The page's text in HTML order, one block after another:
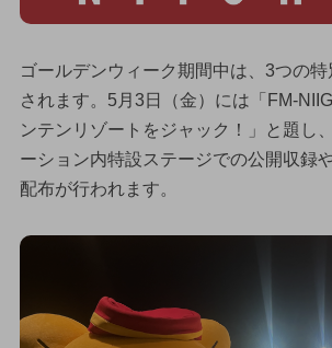
ゴールデンウィーク期間中は、3つの
されます。5月3日（金）には「FM-
ンテンリゾートをジャック！」と題し
ーション内特設ステージでの公開収録
配布が行われます。